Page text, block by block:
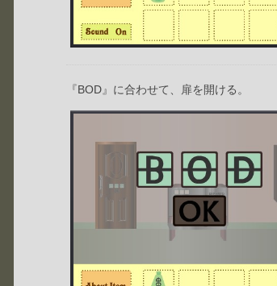
『BOD』に合わせて、扉を開ける。